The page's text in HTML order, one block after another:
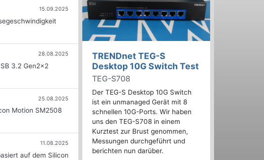
15.09.2025
28.08.2025
3.2 Gen2x2
25.08.2025
Motion SM2508
11.08.2025
auf dem Silicon
TRENDnet TEG-S
Desktop 10G Switch Test
TEG-S708
Der TEG-S Desktop 10G Switch
ist ein unmanaged Gerät mit 8
schnellen 10G-Ports. Wir haben
uns den TEG-S708 in einem
Kurztest zur Brust genommen,
Messungen durchgeführt und
berichten nun darüber.